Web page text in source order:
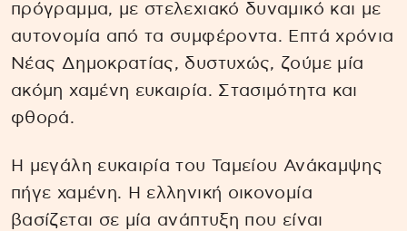
πρόγραμμα, με στελεχιακό δυναμικό και με
αυτονομία από τα συμφέροντα. Επτά χρόνια
Νέας Δημοκρατίας, δυστυχώς, ζούμε μία
ακόμη χαμένη ευκαιρία. Στασιμότητα και
φθορά.
Η μεγάλη ευκαιρία του Ταμείου Ανάκαμψης
πήγε χαμένη. Η ελληνική οικονομία
βασίζεται σε μία ανάπτυξη που είναι